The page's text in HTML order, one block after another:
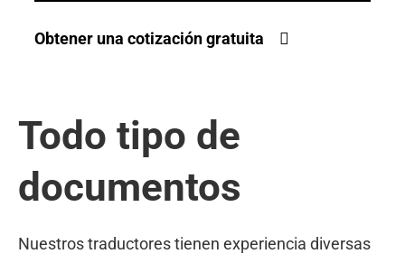
Obtener una cotización gratuita
Todo tipo de
documentos
Nuestros traductores tienen experiencia diversas